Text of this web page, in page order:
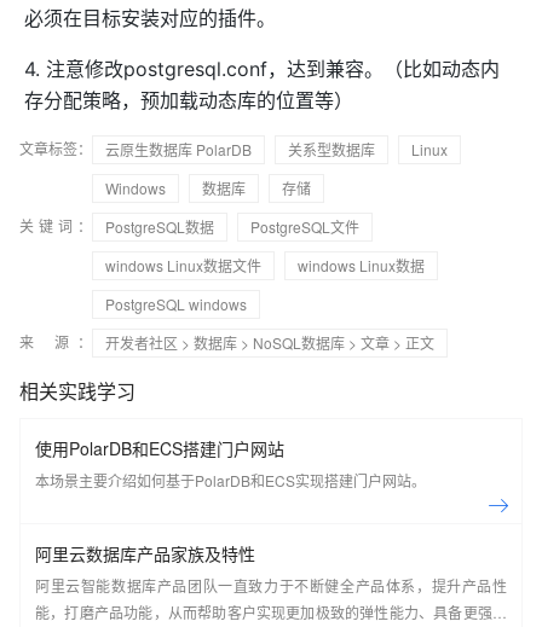
必须在目标安装对应的插件。
4. 注意修改postgresql.conf，达到兼容。（比如动态内
存分配策略，预加载动态库的位置等）
文章标签： 云原生数据库 PolarDB 关系型数据库
Linux
Windows
数据库
存储
关键词：
PostgreSQL数据
PostgreSQL文件
windows Linux数据文件
windows Linux数据
PostgreSQL windows
来 源：
开发者社区 > 数据库 > NoSQL数据库 > 文章 > 正文
相关实践学习
使用PolarDB和ECS搭建门户网站
本场景主要介绍如何基于PolarDB和ECS实现搭建门户网站。
阿里云数据库产品家族及特性
阿里云智能数据库产品团队一直致力于不断健全产品体系，提升产品性
能，打磨产品功能，从而帮助客户实现更加极致的弹性能力、具备更强的